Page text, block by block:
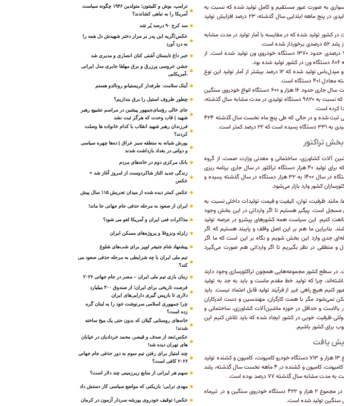
دستگاه خودرو سواری به صورت عبور مستقیم و کامل تولید شده که نسبت به
۳۷۰ هزار و ۱۶۶ دستگاه خودرو کامل تولیدی در پنج ماهه ابتدایی سال گذشته، ۲۳ درصد افزایش تولید
وانت در کشور تولید شده که در مقایسه با آمار تولید در مدت مشابه
در پنج ماهه نخست امسال با رشد ۷۰ درصدی حدود ۱۳۷۰ دستگاه خودروی ون تولید شده است. از
در این مدت ۴۴۹ دستگاه مینی‌بوس و میدل‌باس تولید شده که ۱۲ درصد بیشتر از آمار تولید این نوع
دستگاه است.
از مجموع تولید خودرو در پنج ماه نخست سال جاری حدود ۱۶ هزار و ۶۰۰ دستگاه انواع خودروی سنگین
(کامیون، کامیونت و کشنده) تولید شده که نسبت به ۹۸۲۰ دستگاه تولیدی در مدت مشابه سال گذشته،
تنها آمار تولید اتوبوس‌هاست که کاهشی ثبت شده و در حالی که طی پنج ماه نخست سال گذشته ۴۲۴
کمتر است.
ماشین آلات کشاورزی، ساختمانی و معدنی وزارت صمت، از گروه
صنعتی تراکتورسازی ایران بازدید کرد و خبر داد که برای تولید ۴۰ هزار دستگاه تراکتور در سال جاری برنامه ریزی
شده است. ظرفیت تولید تراکتور از ۲۲ هزار دستگاه در سال ۱۴۰۰ به ۳۲ هزار دستگاه در سال گذشته رسیده و
مانند ظرفیت، توان، کیفیت و قیمت تولیدات داخلی نسبت به
مسجل است. پیگیر هستیم تا اگر وارداتی در این بخش وجود
کنیم. این سیاست همه کشورهای پیشرو در عرصه تولید
بنابراین ما هم بر این اصل واقف و پایبند هستیم که اگر
جدی وارد این بخش شویم و نگاه بر این است که ما اگر
و منطقی در نظر بگیریم تا اگر وارداتی هم صورت می‌گیرد
در سطح کشور مجموعه‌هایی همچون تراکتورسازی وجود دارند
چرا که تولید خط مقدم ماست و باید به جد به تولید
کنیم هیچ راهی غیر از فرآیند تولید قابل اعتماد نیست. باید
نمی‌شود مگر با همت کارگران، مهندسین و دست اندرکاران
و حداقل در حوزه ماشین‌آلات کشاورزی، ساختمانی و
ظرفیت خوبی در کشور ایجاد شده که باید تلاش کنیم این
برای کشور باشیم.
مرداد ۱۴۰۲: در ۴ ماهه نخست امسال در مجموع ۱۳ هزار و ۷۱۳ دستگاه خودرو کامیونت، کامیون و کشنده تولید
شده که با توجه به تولید ۷ هزار و ۷۳۹ دستگاه کامیونت، کامیون و کشنده در ۴ ماهه نخست سال گذشته، رشد
براساس آمار وزارت صمت، در تیرماه سال ۱۴۰۱ در مجموع ۲ هزار و ۴۲۲ دستگاه خودروی سنگین و در تیرماه
ترامپ، بوش و کلینتون؛ متولدین ۱۹۴۶ چگونه سیاست
آمریکا را به تباهی کشاندند؟
سد کرج ۹۰ درصد پُر شد
عکس/گریه این پدر بر مزار دختر شهیدش دل همه را
به درد آورد
خبر داغ تابستان آشتی کنان انصاری و مدیری شد
جشن عروسی پرزرق و برق مهلقا جابری مدل ایرانی
-آمریکایی
آیتک سلامت: طرفدار کریستیانو رونالدو هستم
چطور ظروف استیل را برق بندازیم؟
جای خالی رؤسای‌جمهور پیشین در مراسم تشییع رهبر
شهید | قاب وحدت که هرگز ثبت نشد
فرزندان رهبر شهید انقلاب با کدام خانواده ها وصلت
کردند؟
یورش شبانه به منطقه سبز عراق | ده‌ها چهره سیاسی
و دولتی در بغداد بازداشت شدند
بانک مرکزی دوم در خانه‌های مردم
زندگی جدید الناز شاکردوست از امروز آغاز شد +
عکس
عکس کمتر دیده شده از میدان تجریش ۱۱۵ سال پیش
ایران از صعود به مرحله حذفی جام جهانی جا ماند!
مذاکرات فنی ایران و آمریکا لغو می شود؟
زلزله ونزوئلا و پروژه‌های مسکن ایران
پیشنهاد شام جنیفر لوپز برای شب‌های شلوغ
تیم ملی ایران با چه شرایطی به مرحله حذفی صعود می
کند؟
زمان بازی تیم ملی ایران – مصر در جام جهانی ۲۰۲۶
فرصت تاریخی برای ایران؛ از صندوق ۳۰۰ میلیارد
دلاری تا بازپس گیری دارایی‌های ایران
چرا جمهوری اسلامی سرنوشت خود را به لبنان گره
زده است؟
خانه‌های روستایی گیلان که بدون حتی یک میخ ساخته
شدند!
عکس/بعد از صدف و قیصر، محمد خردادیان در خیابان
های تهران دیده شد!
چند امتیاز برای رفتن تیم سوم به دور حذفی جام جهانی
۲۰۲۶ کافی است؟
سهم هر ایرانی از منابع زیرزمینی چند دلار است؟
مهدی ترابی؛ بازیکنی که مواضع سیاسی‌ کار دستش داد
عکس/ توقیف خودروی پورشه سردار آزمون در کرمان